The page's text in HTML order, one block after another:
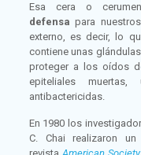
Esa cera o
defensa para
externo, es decir, lo
contiene unas
proteger a los oídos
epiteliales
antibactericidas.
En 1980 los
C. Chai realizaron